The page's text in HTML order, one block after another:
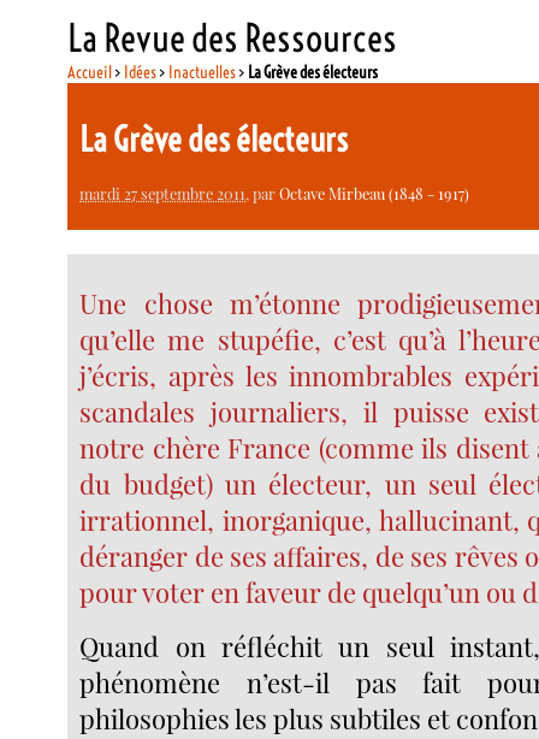
La Revue des Ressources
Accueil> Idées> Inactuelles> La Grève des électeurs
La Grève des électeurs
mardi 27 septembre 2011, parOctave Mirbeau (1848 - 1917)
Une chose m’étonne
qu’elle me stupéfie, c’est qu’à
j’écris, après les innombrables
scandales journaliers, il puisse
notre chère France (comme ils disent
du budget) un électeur, un seul
irrationnel, inorganique, hallucinant,
déranger de ses affaires, de ses rêves
pour voter en faveur de quelqu’un ou
Quand on réfléchit un seul
phénomène n’est-il pas fait
philosophies les plus subtiles et